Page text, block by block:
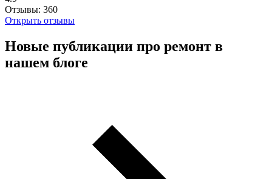
Отзывы: 360
Открыть отзывы
Новые публикации про ремонт в
нашем блоге